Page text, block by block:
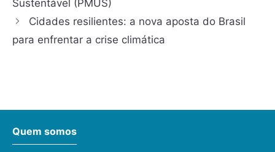
Sustentável (PMUS)
Cidades resilientes: a nova aposta do Brasil
para enfrentar a crise climática
Quem somos